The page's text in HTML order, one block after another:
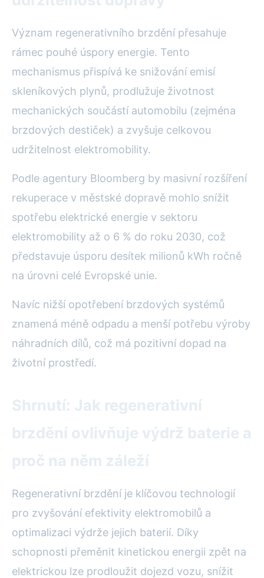
Význam regenerativního brzdění přesahuje
rámec pouhé úspory energie. Tento
mechanismus přispívá ke snižování emisí
skleníkových plynů, prodlužuje životnost
mechanických součástí automobilu (zejména
brzdových destiček) a zvyšuje celkovou
udržitelnost elektromobility.
Podle agentury Bloomberg by masivní rozšíření
rekuperace v městské dopravě mohlo snížit
spotřebu elektrické energie v sektoru
elektromobility až o 6 % do roku 2030, což
představuje úsporu desítek milionů kWh ročně
na úrovni celé Evropské unie.
Navíc nižší opotřebení brzdových systémů
znamená méně odpadu a menší potřebu výroby
náhradních dílů, což má pozitivní dopad na
životní prostředí.
Shrnutí: Jak regenerativní
brzdění ovlivňuje výdrž baterie a
proč na něm záleží
Regenerativní brzdění je klíčovou technologií
pro zvyšování efektivity elektromobilů a
optimalizaci výdrže jejich baterií. Díky
schopnosti přeměnit kinetickou energii zpět na
elektrickou lze prodloužit dojezd vozu, snížit